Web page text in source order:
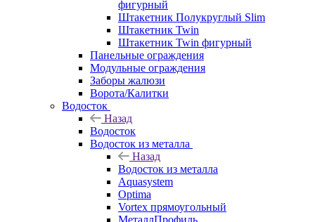
фигурный
Штакетник Полукруглый Slim
Штакетник Twin
Штакетник Twin фигурный
Панельные ограждения
Модульные ограждения
Заборы жалюзи
Ворота/Калитки
Водосток
Назад
Водосток
Водосток из металла
Назад
Водосток из металла
Aquasystem
Optima
Vortex прямоугольный
МеталлПрофиль